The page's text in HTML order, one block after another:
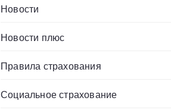
Новости
Новости плюс
Правила страхования
Социальное страхование